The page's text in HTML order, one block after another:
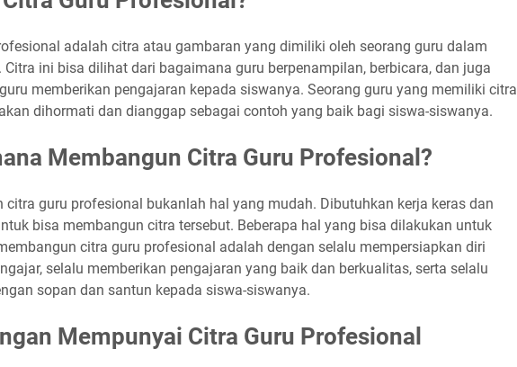
adalah citra atau gambaran yang dimiliki oleh seorang guru dalam
Citra ini bisa dilihat dari bagaimana guru berpenampilan, berbicara, dan juga
memberikan pengajaran kepada siswanya. Seorang guru yang memiliki citra
dihormati dan dianggap sebagai contoh yang baik bagi siswa-siswanya.
Membangun Citra Guru Profesional?
citra guru profesional bukanlah hal yang mudah. Dibutuhkan kerja keras dan
bisa membangun citra tersebut. Beberapa hal yang bisa dilakukan untuk
citra guru profesional adalah dengan selalu mempersiapkan diri
selalu memberikan pengajaran yang baik dan berkualitas, serta selalu
sopan dan santun kepada siswa-siswanya.
Mempunyai Citra Guru Profesional